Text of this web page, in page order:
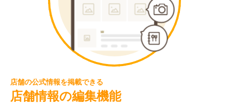
店舗の公式情報を掲載できる
店舗情報の編集機能